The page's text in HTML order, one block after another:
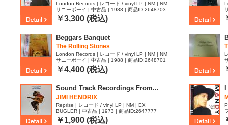
London Records | レコード / vinyl LP | NM | NM
サニーボーイ | 中古品 | 1988 | 商品ID:2648703
￥3,300 (税込)
Beggars Banquet
The Rolling Stones
London Records | レコード / vinyl LP | NM | NM
サニーボーイ | 中古品 | 1988 | 商品ID:2648701
￥4,400 (税込)
Sound Track Recordings From...
JIMI HENDRIX
Reprise | レコード / vinyl LP | NM | EX
BUGLER | 中古品 | 1973 | 商品ID:2647777
￥1,900 (税込)